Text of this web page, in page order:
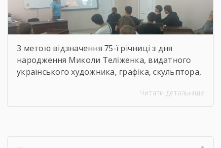
З метою відзначення 75-ї річниці з дня
народження Миколи Теліженка, видатного
українського художника, графіка, скульптора,
мистецтва, члена Національної спілкиЧитати детальніше